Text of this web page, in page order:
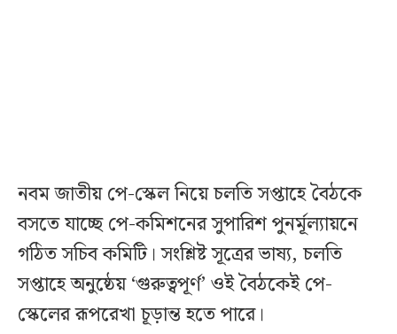
নবম জাতীয় পে-স্কেল নিয়ে চলতি সপ্তাহে বৈঠকে
বসতে যাচ্ছে পে-কমিশনের সুপারিশ পুনর্মূল্যায়নে
গঠিত সচিব কমিটি। সংশ্লিষ্ট সূত্রের ভাষ্য, চলতি
সপ্তাহে অনুষ্ঠেয় ‘গুরুত্বপূর্ণ’ ওই বৈঠকেই পে-
স্কেলের রূপরেখা চূড়ান্ত হতে পারে।